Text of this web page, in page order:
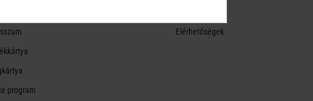
program
Elérhetőségek